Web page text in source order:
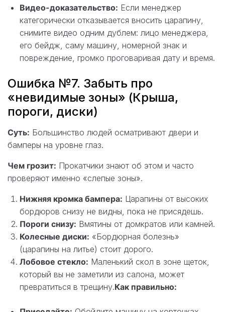
Видео-доказательство: Если менеджер
категорически отказывается вносить царапину,
снимите видео одним дублем: лицо менеджера,
его бейдж, саму машину, номерной знак и
повреждение, громко проговаривая дату и время.
Ошибка №7. Забыть про
«невидимые зоны» (Крыша,
пороги, диски)
Суть: Большинство людей осматривают двери и
бамперы на уровне глаз.
Чем грозит: Прокатчики знают об этом и часто
проверяют именно «слепые зоны».
Нижняя кромка бампера: Царапины от высоких
бордюров снизу не видны, пока не присядешь.
Пороги снизу: Вмятины от домкратов или камней.
Колесные диски: «Бордюрная болезнь»
(царапины на литье) стоит дорого.
Лобовое стекло: Маленький скол в зоне щеток,
который вы не заметили из салона, может
превратиться в трещину.Как правильно: